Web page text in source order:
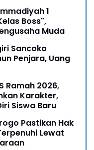
1
Boss",
Muda
Sancoko
Penjara, Uang
Ramah 2026,
Karakter,
Siswa Baru
Pastikan Hak
Lewat